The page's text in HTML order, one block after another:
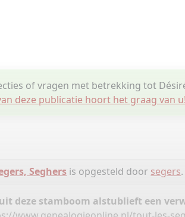
of vragen met betrekking tot Désiré
deze publicatie hoort het graag van u!
Seghers is opgesteld door segers.
deze stamboom alstublieft een